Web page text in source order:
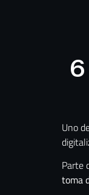
Uno
Parte
toma